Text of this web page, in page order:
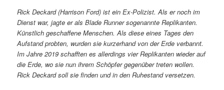
Rick Deckard (Harrison Ford) ist ein Ex-Polizist. Als er noch im
Dienst war, jagte er als Blade Runner sogenannte Replikanten.
Künstlich geschaffene Menschen. Als diese eines Tages den
Aufstand probten, wurden sie kurzerhand von der Erde verbannt.
Im Jahre 2019 schafften es allerdings vier Replikanten wieder auf
die Erde, wo sie nun ihrem Schöpfer gegenüber treten wollen.
Rick Deckard soll sie finden und in den Ruhestand versetzen.